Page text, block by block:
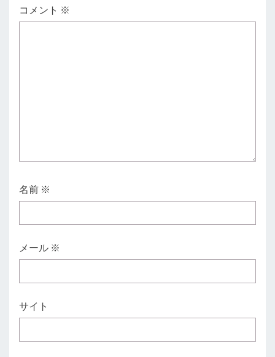
コメント ※
名前 ※
メール ※
サイト